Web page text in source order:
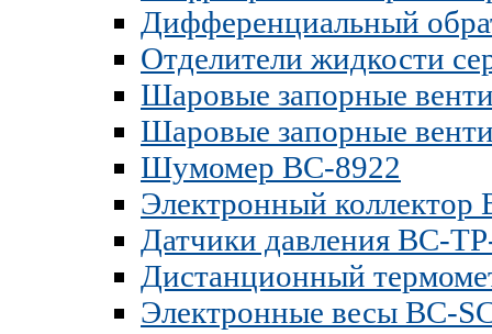
Дифференциальный
Отделители жидкости
Шаровые запорные
Шаровые запорные
Шумомер BC-8922
Электронный коллектор
Датчики давления BC-
Дистанционный
Электронные весы BC-